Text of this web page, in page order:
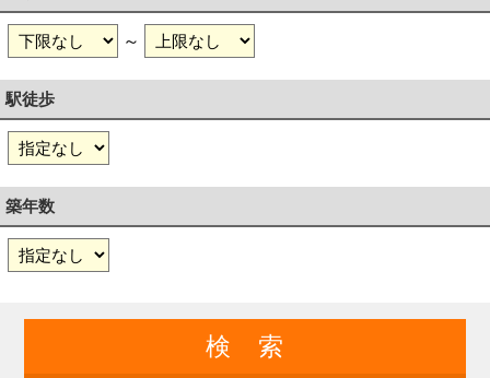
～
駅徒歩
築年数